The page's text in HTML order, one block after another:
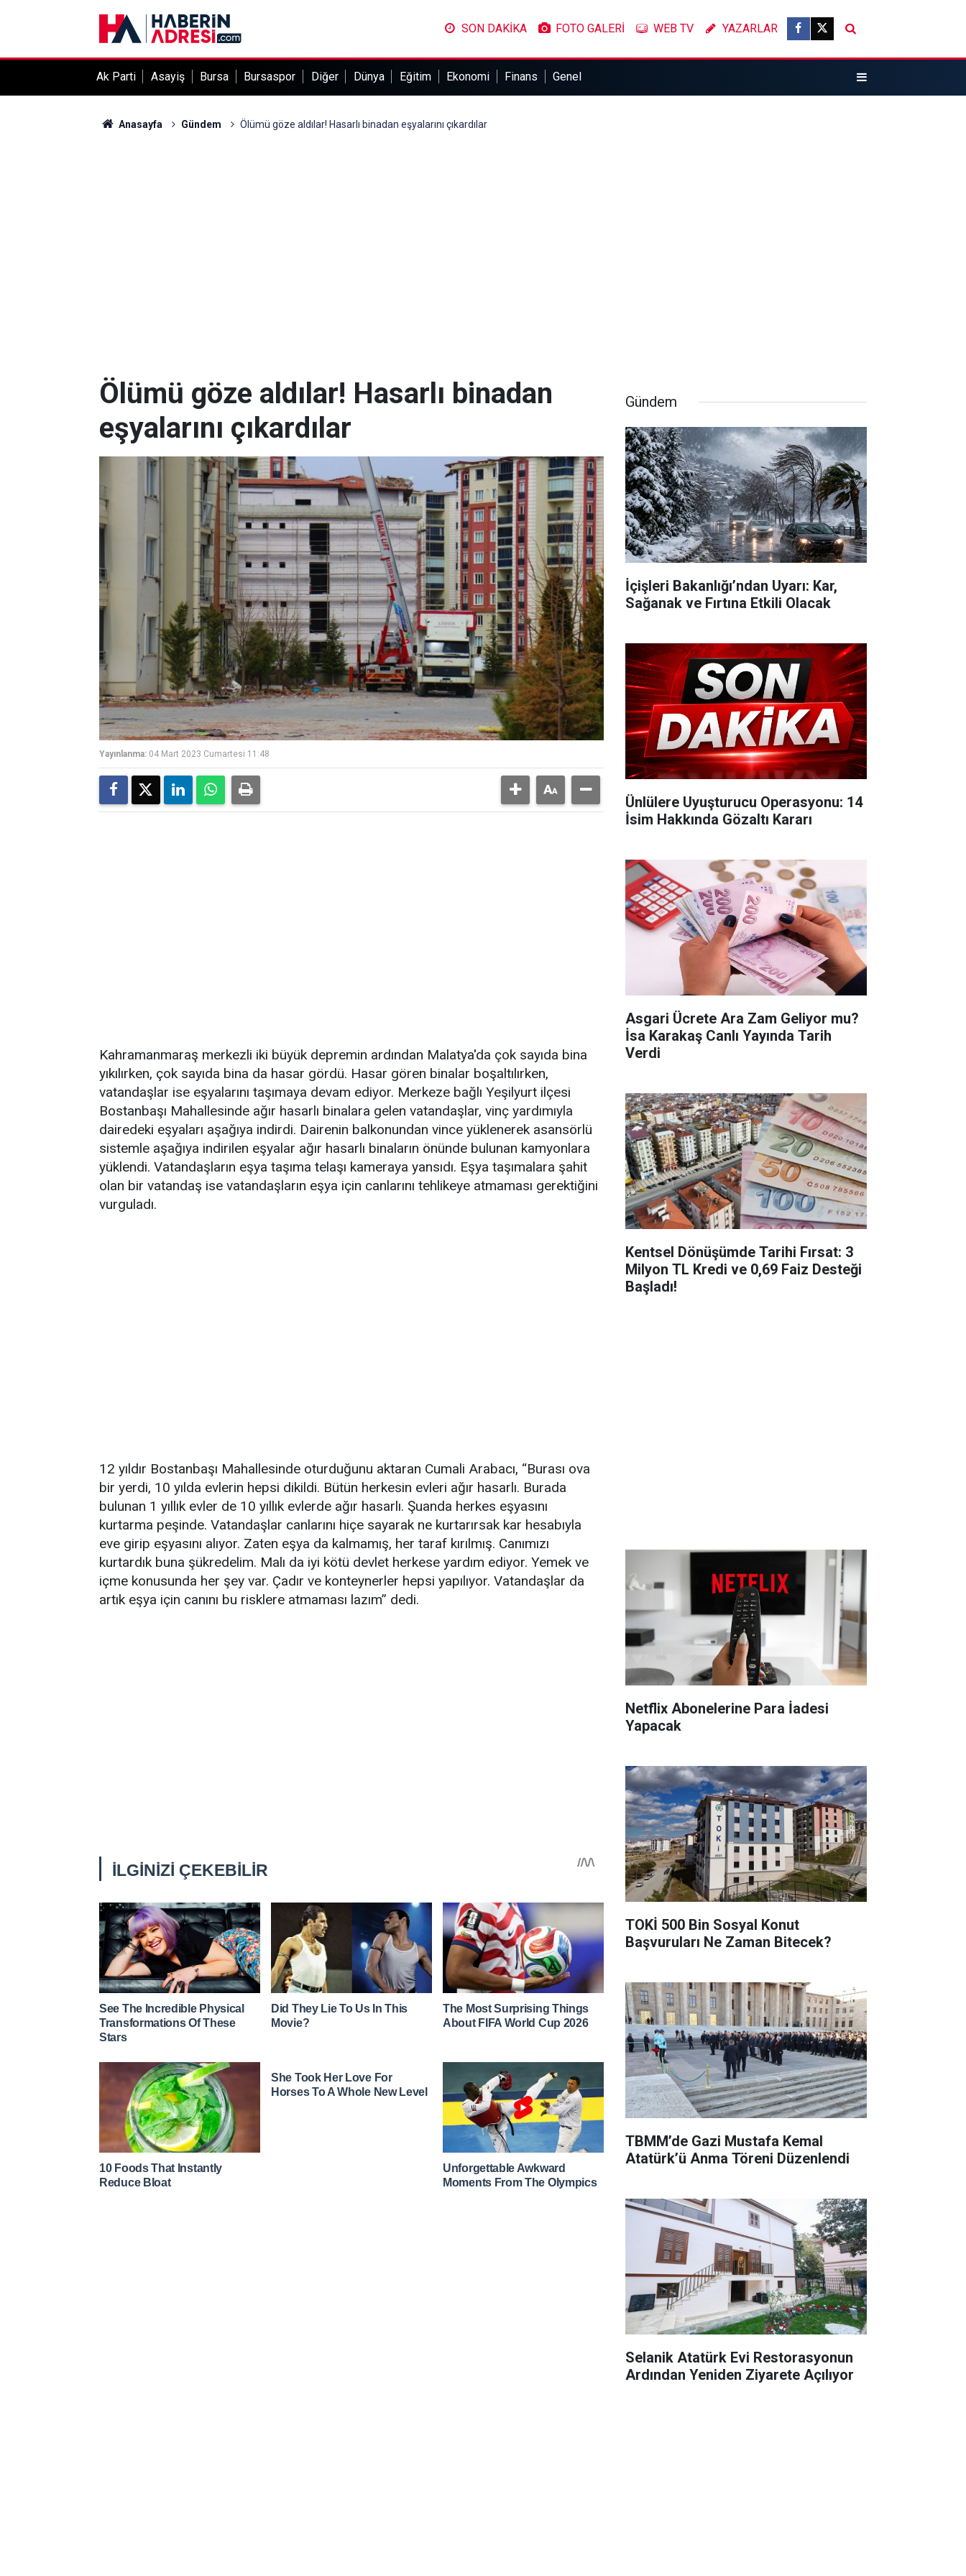
SON DAKİKA FOTO GALERİ WEB TV YAZARLAR
Ak Parti Asayiş Bursa Bursaspor Diğer Dünya Eğitim Ekonomi Finans Genel
Anasayfa Gündem Ölümü göze aldılar! Hasarlı binadan eşyalarını çıkardılar
Ölümü göze aldılar! Hasarlı binadan
eşyalarını çıkardılar
Yayınlanma: 04 Mart 2023 Cumartesi 11:48
Kahramanmaraş merkezli iki büyük depremin ardından Malatya'da çok sayıda bina
yıkılırken, çok sayıda bina da hasar gördü. Hasar gören binalar boşaltılırken,
vatandaşlar ise eşyalarını taşımaya devam ediyor. Merkeze bağlı Yeşilyurt ilçesi
Bostanbaşı Mahallesinde ağır hasarlı binalara gelen vatandaşlar, vinç yardımıyla
dairedeki eşyaları aşağıya indirdi. Dairenin balkonundan vince yüklenerek asansörlü
sistemle aşağıya indirilen eşyalar ağır hasarlı binaların önünde bulunan kamyonlara
yüklendi. Vatandaşların eşya taşıma telaşı kameraya yansıdı. Eşya taşımalara şahit
olan bir vatandaş ise vatandaşların eşya için canlarını tehlikeye atmaması gerektiğini
vurguladı.
12 yıldır Bostanbaşı Mahallesinde oturduğunu aktaran Cumali Arabacı, “Burası ova
bir yerdi, 10 yılda evlerin hepsi dikildi. Bütün herkesin evleri ağır hasarlı. Burada
bulunan 1 yıllık evler de 10 yıllık evlerde ağır hasarlı. Şuanda herkes eşyasını
kurtarma peşinde. Vatandaşlar canlarını hiçe sayarak ne kurtarırsak kar hesabıyla
eve girip eşyasını alıyor. Zaten eşya da kalmamış, her taraf kırılmış. Canımızı
kurtardık buna şükredelim. Malı da iyi kötü devlet herkese yardım ediyor. Yemek ve
içme konusunda her şey var. Çadır ve konteynerler hepsi yapılıyor. Vatandaşlar da
artık eşya için canını bu risklere atmaması lazım” dedi.
Gündem
İçişleri Bakanlığı’ndan Uyarı: Kar,
Sağanak ve Fırtına Etkili Olacak
Ünlülere Uyuşturucu Operasyonu: 14
İsim Hakkında Gözaltı Kararı
Asgari Ücrete Ara Zam Geliyor mu?
İsa Karakaş Canlı Yayında Tarih
Verdi
Kentsel Dönüşümde Tarihi Fırsat: 3
Milyon TL Kredi ve 0,69 Faiz Desteği
Başladı!
Netflix Abonelerine Para İadesi
Yapacak
TOKİ 500 Bin Sosyal Konut
Başvuruları Ne Zaman Bitecek?
TBMM’de Gazi Mustafa Kemal
Atatürk’ü Anma Töreni Düzenlendi
Selanik Atatürk Evi Restorasyonun
Ardından Yeniden Ziyarete Açılıyor